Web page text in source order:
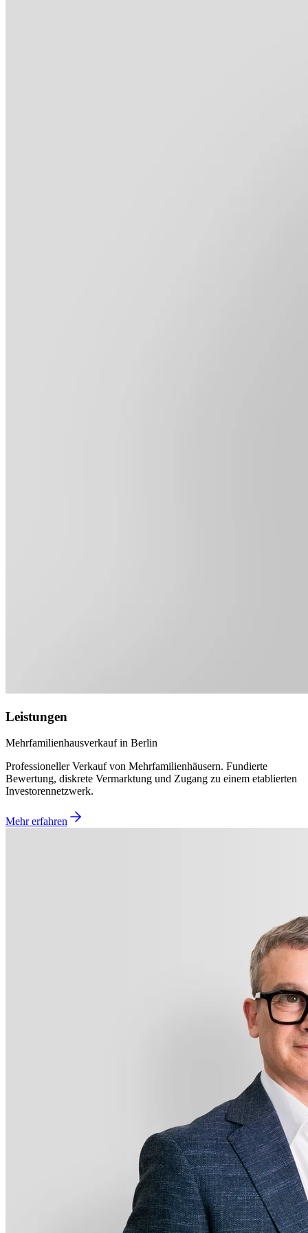
Leistungen
Mehrfamilienhausverkauf in Berlin
Professioneller Verkauf von Mehrfamilienhäusern. Fundierte
Bewertung, diskrete Vermarktung und Zugang zu einem etablierten
Investorennetzwerk.
Mehr erfahren